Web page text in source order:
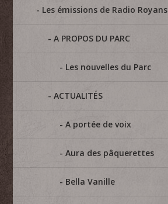
Les émissions de Radio Royans
A PROPOS DU PARC
Les nouvelles du Parc
ACTUALITÉS
A portée de voix
Aura des pâquerettes
Bella Vanille